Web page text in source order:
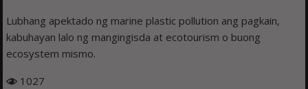
Lubhang apektado ng marine plastic pollution ang pagkain,
kabuhayan lalo ng mangingisda at ecotourism o buong
ecosystem mismo.
1027